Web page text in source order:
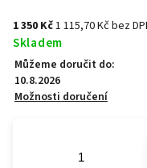
1 350 Kč1 115,70 Kč bez
Skladem
Můžeme doručit do:
10.8.2026
Možnosti doručení